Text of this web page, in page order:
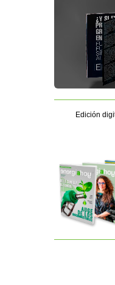
Edición